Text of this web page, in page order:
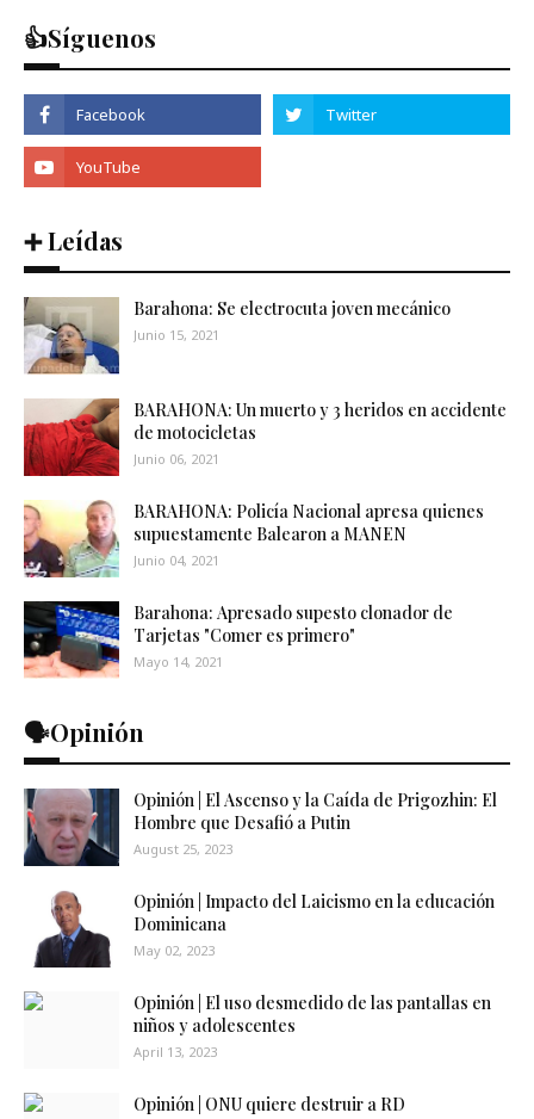
👍Síguenos
➕ Leídas
Barahona: Se electrocuta joven mecánico
Junio 15, 2021
BARAHONA: Un muerto y 3 heridos en accidente
de motocicletas
Junio 06, 2021
BARAHONA: Policía Nacional apresa quienes
supuestamente Balearon a MANEN
Junio 04, 2021
Barahona: Apresado supesto clonador de
Tarjetas "Comer es primero"
Mayo 14, 2021
🗣️Opinión
Opinión | El Ascenso y la Caída de Prigozhin: El
Hombre que Desafió a Putin
August 25, 2023
Opinión | Impacto del Laicismo en la educación
Dominicana
May 02, 2023
Opinión | El uso desmedido de las pantallas en
niños y adolescentes
April 13, 2023
Opinión | ONU quiere destruir a RD